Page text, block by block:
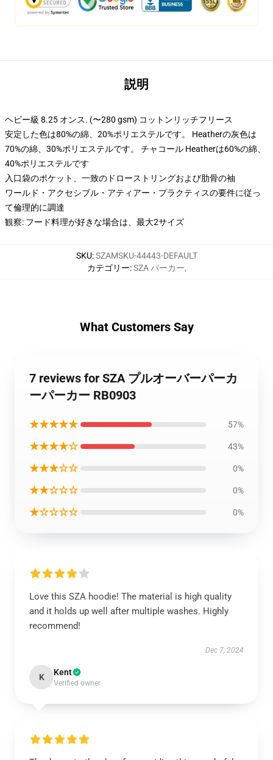
説明
ヘビー級 8.25 オンス. (〜280 gsm) コットンリッチフリース
安定した色は80%の綿、20%ポリエステルです。 Heatherの灰色は
70%の綿、30%ポリエステルです。 チャコール Heatherは60%の綿、
40%ポリエステルです
入口袋のポケット、一致のドローストリングおよび肋骨の袖
ワールド・アクセシブル・アティアー・プラクティスの要件に従っ
て倫理的に調達
観察: フード料理が好きな場合は、最大2サイズ
SKU:SZAMSKU-44443-DEFAULT
カテゴリー:SZA パーカー,
What Customers Say
7 reviews for SZA プルオーバーパーカ
ーパーカー RB0903
★★★★★ 57%
★★★★☆ 43%
★★★☆☆ 0%
★★☆☆☆ 0%
★☆☆☆☆ 0%
Love this SZA hoodie! The material is high quality
and it holds up well after multiple washes. Highly
recommend!
Dec 7, 2024
K Kent
Verified owner